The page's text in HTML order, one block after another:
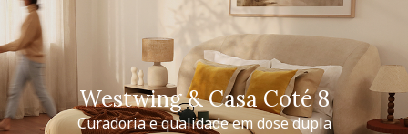
Westwing & Casa Coté 8
Curadoria e qualidade em dose dupla